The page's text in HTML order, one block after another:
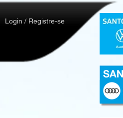
Login / Registre-se